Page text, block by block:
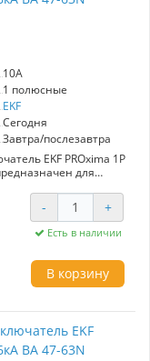
10A
1 полюсные
EKF
Сегодня
Завтра/послезавтра
EKF PROxima 1P
для
ГОСТ IEC
крышками для
для максимальной
индикатор на лицевой
контактов.
обеспечивают
Номинальный
- +
Есть в наличии
В корзину
EKF
ВА 47-63N